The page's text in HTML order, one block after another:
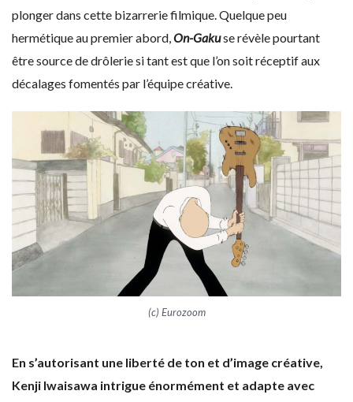
plonger dans cette bizarrerie filmique. Quelque peu
hermétique au premier abord,On-Gakuse révèle pourtant
être source de drôlerie si tant est que l’on soit réceptif aux
décalages fomentés par l’équipe créative.
(c) Eurozoom
En s’autorisant une liberté de ton et d’image créative,
Kenji Iwaisawa intrigue énormément et adapte avec